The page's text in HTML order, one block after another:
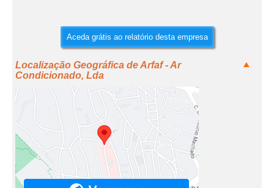
Aceda grátis ao relatório desta empresa
Localização Geográfica de Arfaf - Ar
Condicionado, Lda